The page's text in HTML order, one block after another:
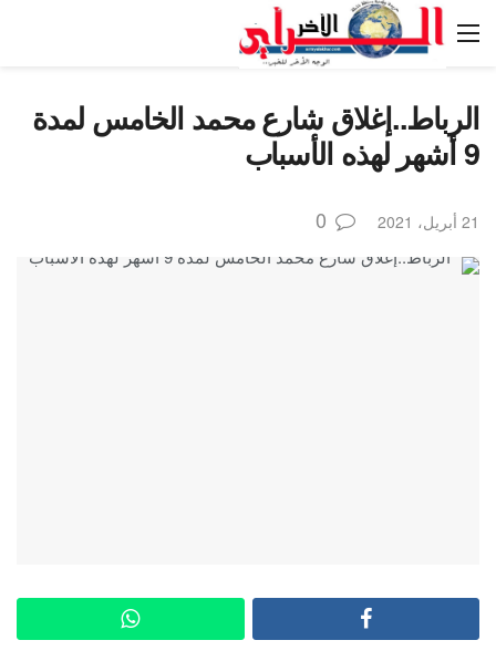
الرباط..إغلاق شارع محمد الخامس لمدة
9 أشهر لهذه الأسباب
21 أبريل، 2021 0